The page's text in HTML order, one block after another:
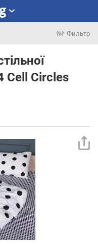
Фильтр
Cell Circles